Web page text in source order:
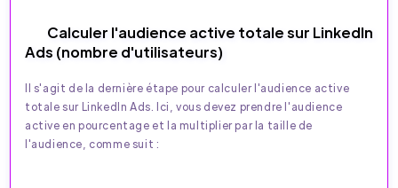
Calculer l'audience active totale sur LinkedIn
Ads (nombre d'utilisateurs)
Il s'agit de la dernière étape pour calculer l'audience active
totale sur LinkedIn Ads. Ici, vous devez prendre l'audience
active en pourcentage et la multiplier par la taille de
l'audience, comme suit :